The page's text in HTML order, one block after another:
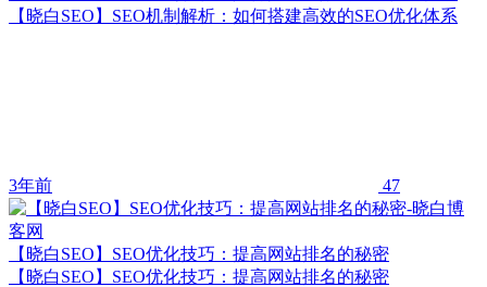
【晓白SEO】SEO机制解析：如何搭建高效的SEO优化体系
3年前 47
【晓白SEO】SEO优化技巧：提高网站排名的秘密
【晓白SEO】SEO优化技巧：提高网站排名的秘密